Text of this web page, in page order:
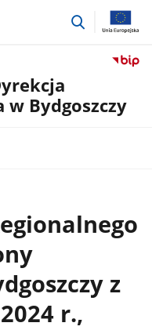
przejdź
Bydgoszczy
z
r.,